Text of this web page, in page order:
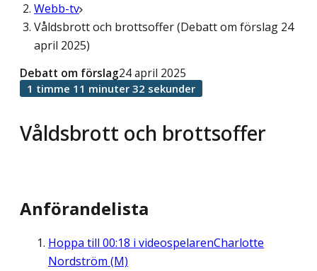
Webb-tv
Våldsbrott och brottsoffer (Debatt om förslag 24
april 2025)
Våldsbrott och brottsoffer
Debatt om förslag24 april 2025
1 timme 11 minuter 32 sekunder
Anförandelista
Hoppa till 00:18 i videospelarenCharlotte
Nordström (M)